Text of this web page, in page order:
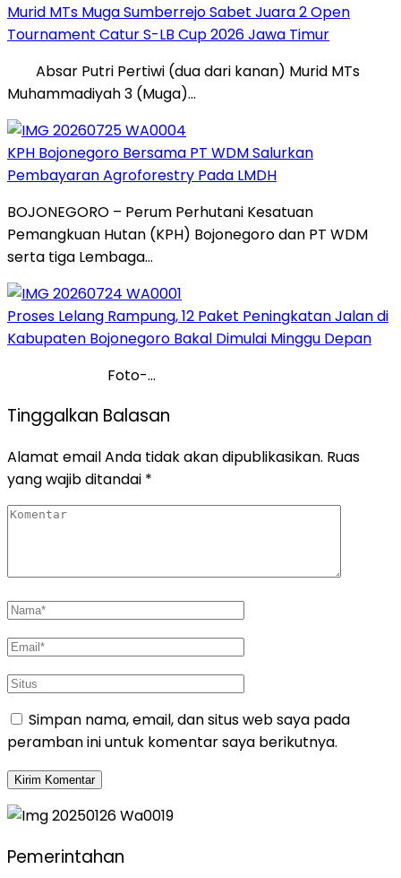
Murid MTs Muga Sumberrejo Sabet Juara 2 Open
Tournament Catur S-LB Cup 2026 Jawa Timur
Absar Putri Pertiwi (dua dari kanan) Murid MTs
Muhammadiyah 3 (Muga)…
KPH Bojonegoro Bersama PT WDM Salurkan
Pembayaran Agroforestry Pada LMDH
BOJONEGORO – Perum Perhutani Kesatuan
Pemangkuan Hutan (KPH) Bojonegoro dan PT WDM
serta tiga Lembaga…
Proses Lelang Rampung, 12 Paket Peningkatan Jalan di
Kabupaten Bojonegoro Bakal Dimulai Minggu Depan
Foto-…
Tinggalkan Balasan
Alamat email Anda tidak akan dipublikasikan. Ruas
yang wajib ditandai *
Simpan nama, email, dan situs web saya pada
peramban ini untuk komentar saya berikutnya.
Pemerintahan